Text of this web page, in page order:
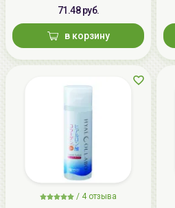
71.48 руб.
в корзину
/ 4 отзыва